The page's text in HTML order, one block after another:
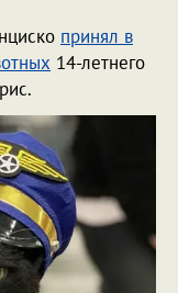
принял в
14-летнего